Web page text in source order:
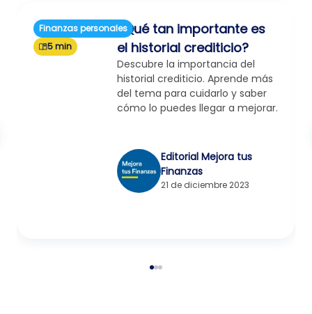
Finanzas personales
5 min
¿Qué tan importante es
el historial crediticio?
Descubre la importancia del
historial crediticio. Aprende más
del tema para cuidarlo y saber
cómo lo puedes llegar a mejorar.
Editorial Mejora tus
Finanzas
21 de diciembre 2023